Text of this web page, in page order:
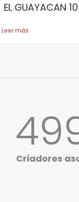
EL GUAYACAN
Leer más
Criadores